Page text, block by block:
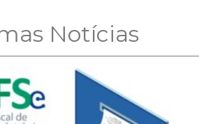
Notícias